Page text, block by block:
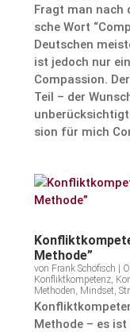
Fragt man nach
sche Wort
Deutschen
ist jedoch nur
Compas­sion.
Teil – der
sion für mich
Methode”
von Frank Schöfisch
Konfliktkompetenz,
Methoden, Mindset,
Methode – es